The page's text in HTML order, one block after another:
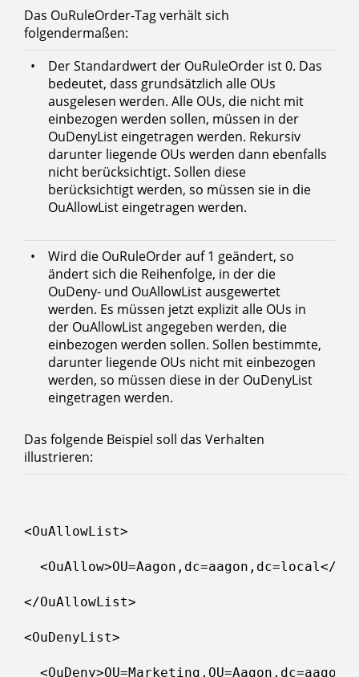
Das OuRuleOrder-Tag verhält sich
folgendermaßen:
•
Der Standardwert der OuRuleOrder ist 0. Das
bedeutet, dass grundsätzlich alle OUs
ausgelesen werden. Alle OUs, die nicht mit
einbezogen werden sollen, müssen in der
OuDenyList eingetragen werden. Rekursiv
darunter liegende OUs werden dann ebenfalls
nicht berücksichtigt. Sollen diese
berücksichtigt werden, so müssen sie in die
OuAllowList eingetragen werden.
•
Wird die OuRuleOrder auf 1 geändert, so
ändert sich die Reihenfolge, in der die
OuDeny- und OuAllowList ausgewertet
werden. Es müssen jetzt explizit alle OUs in
der OuAllowList angegeben werden, die
einbezogen werden sollen. Sollen bestimmte,
darunter liegende OUs nicht mit einbezogen
werden, so müssen diese in der OuDenyList
eingetragen werden.
Das folgende Beispiel soll das Verhalten
illustrieren:
<OuAllowList>
<OuAllow>OU=Aagon,dc=aagon,dc=local</
</OuAllowList>
<OuDenyList>